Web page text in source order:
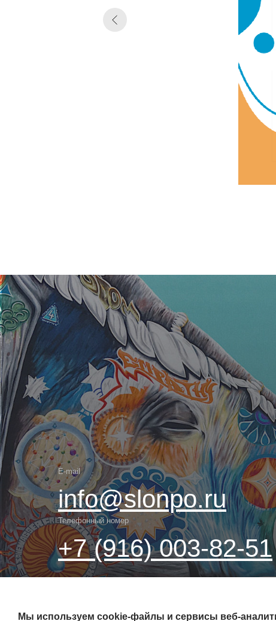
Мы используем cookie-файлы и сервисы веб-
E-mail
info@slonpo.ru
Телефонный номер
+7 (916) 003-82-51
Все права защищены ©